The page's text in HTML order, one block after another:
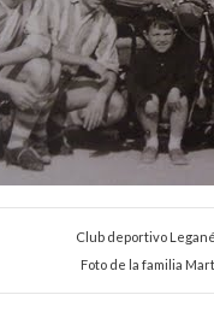
Club deportivo
Foto de la familia